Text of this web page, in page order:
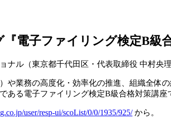
『電子ファイリング検定B級
ナル（東京都千代田区・代表取締役 中村央
や業務の高度化・効率化の推進、組織全体
ある電子ファイリング検定B級合格対策講座
user/resp-ui/scoList/0/0/1935/925/から。